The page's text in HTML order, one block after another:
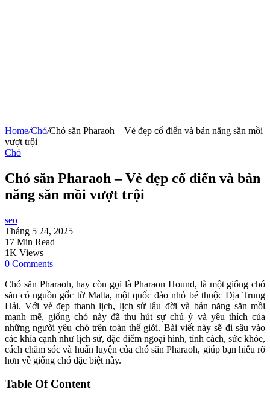
Home/Chó/Chó săn Pharaoh – Vẻ đẹp cổ điển và bản năng săn mồi
vượt trội
Chó
Chó săn Pharaoh – Vẻ đẹp cổ điển và bản
năng săn mồi vượt trội
seo
Tháng 5 24, 2025
17 Min Read
1K Views
0 Comments
Chó săn Pharaoh, hay còn gọi là Pharaon Hound, là một giống chó
săn có nguồn gốc từ Malta, một quốc đảo nhỏ bé thuộc Địa Trung
Hải. Với vẻ đẹp thanh lịch, lịch sử lâu đời và bản năng săn mồi
mạnh mẽ, giống chó này đã thu hút sự chú ý và yêu thích của
những người yêu chó trên toàn thế giới. Bài viết này sẽ đi sâu vào
các khía cạnh như lịch sử, đặc điểm ngoại hình, tính cách, sức khỏe,
cách chăm sóc và huấn luyện của chó săn Pharaoh, giúp bạn hiểu rõ
hơn về giống chó đặc biệt này.
Table Of Content